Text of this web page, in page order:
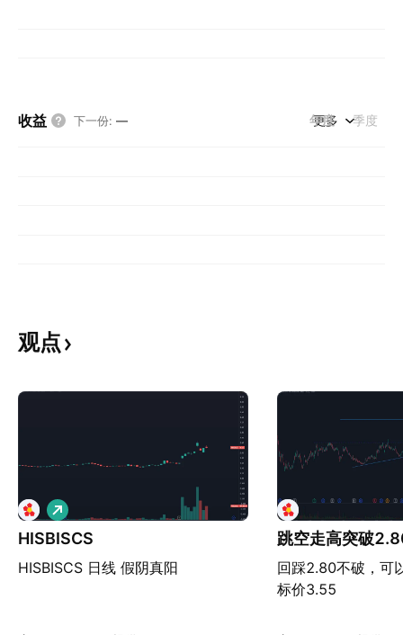
收益 下一份: — 年度 季度
更多
观点
HISBISCS
HISBISCS 日线 假阴真阳
做
多
跳空走高突破
回踩2.80不破，可
标价3.55